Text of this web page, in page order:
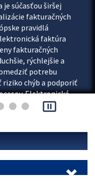
súčasťou širšej
fakturačných
pravidlá
faktúra
fakturačných
rýchlejšie a
potrebu
riziko chýb a podporiť
Elektronická
pause_presentation